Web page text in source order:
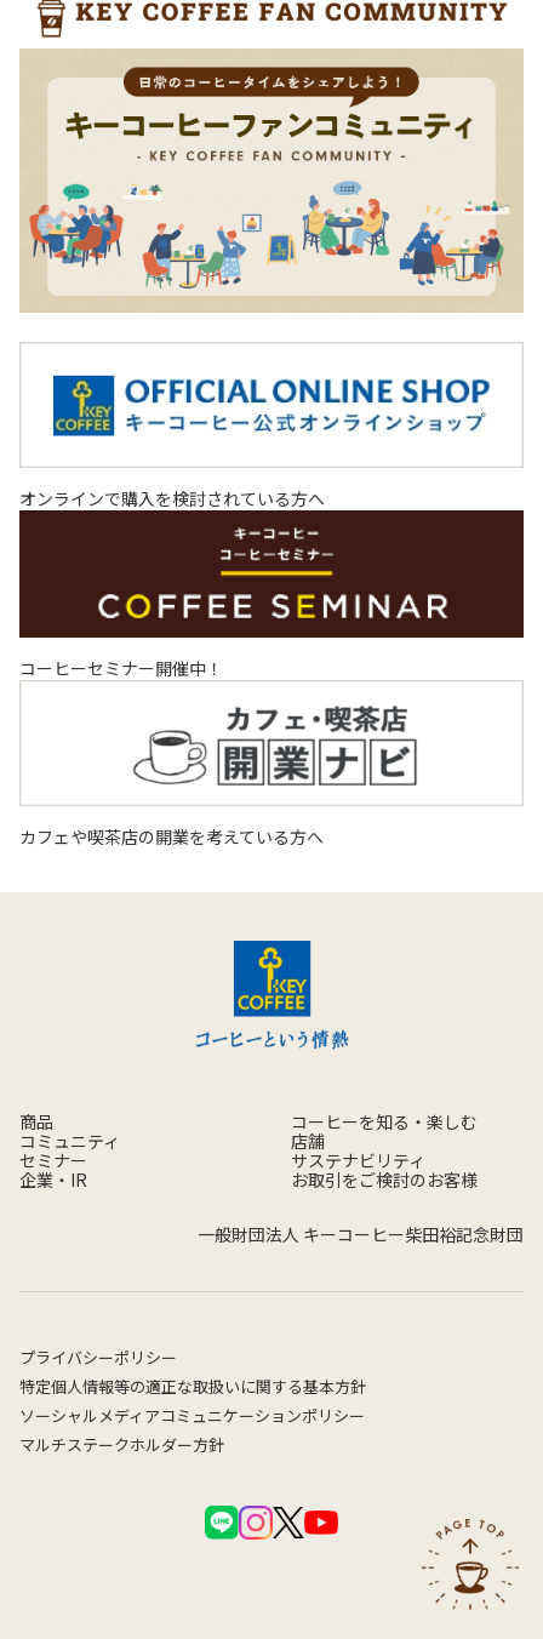
オンラインで購入を検討されている方へ
コーヒーセミナー開催中！
カフェや喫茶店の開業を考えている方へ
商品
コーヒーを知る・楽しむ
コミュニティ
店舗
セミナー
サステナビリティ
企業・IR
お取引をご検討のお客様
一般財団法人 キーコーヒー柴田裕記念財団
プライバシーポリシー
特定個人情報等の適正な取扱いに関する基本方針
ソーシャルメディアコミュニケーションポリシー
マルチステークホルダー方針